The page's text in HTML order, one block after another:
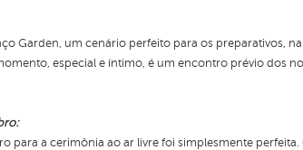
Garden, um cenário perfeito para os preparativos,
especial e íntimo, é um encontro prévio dos
para a cerimônia ao ar livre foi simplesmente